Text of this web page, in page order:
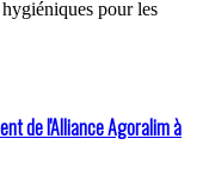
pour les
de l'Alliance Agoralim à